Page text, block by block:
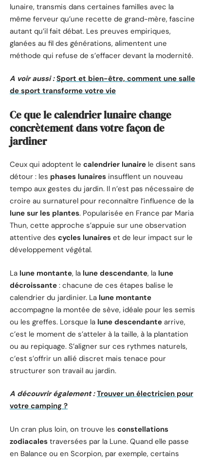
lunaire, transmis dans certaines familles avec la
même ferveur qu’une recette de grand-mère, fascine
autant qu’il fait débat. Les preuves empiriques,
glanées au fil des générations, alimentent une
méthode qui refuse de s’effacer devant la modernité.
A voir aussi : Sport et bien-être, comment une salle
de sport transforme votre vie
Ce que le calendrier lunaire change
concrètement dans votre façon de
jardiner
Ceux qui adoptent le calendrier lunaire le disent sans
détour : les phases lunaires insufflent un nouveau
tempo aux gestes du jardin. Il n’est pas nécessaire de
croire au surnaturel pour reconnaître l’influence de la
lune sur les plantes. Popularisée en France par Maria
Thun, cette approche s’appuie sur une observation
attentive des cycles lunaires et de leur impact sur le
développement végétal.
La lune montante, la lune descendante, la lune
décroissante : chacune de ces étapes balise le
calendrier du jardinier. La lune montante
accompagne la montée de sève, idéale pour les semis
ou les greffes. Lorsque la lune descendante arrive,
c’est le moment de s’atteler à la taille, à la plantation
ou au repiquage. S’aligner sur ces rythmes naturels,
c’est s’offrir un allié discret mais tenace pour
structurer son travail au jardin.
A découvrir également : Trouver un électricien pour
votre camping ?
Un cran plus loin, on trouve les constellations
zodiacales traversées par la Lune. Quand elle passe
en Balance ou en Scorpion, par exemple, certains